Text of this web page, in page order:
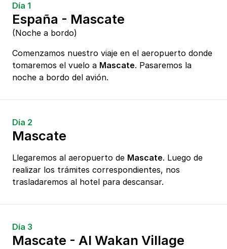
Día 1
España - Mascate
(Noche a bordo)
Comenzamos nuestro viaje en el aeropuerto donde
tomaremos el vuelo a Mascate. Pasaremos la
noche a bordo del avión.
Día 2
Mascate
Llegaremos al aeropuerto de Mascate. Luego de
realizar los trámites correspondientes, nos
trasladaremos al hotel para descansar.
Día 3
Mascate - Al Wakan Village